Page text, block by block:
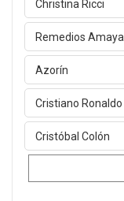
Christina Ricci
Remedios Amaya
Azorín
Cristiano Ronaldo
Cristóbal Colón